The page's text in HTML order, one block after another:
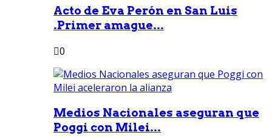
Acto de Eva Perón en San Luis
.Primer amague...
0
Medios Nacionales aseguran que
Poggi con Milei...